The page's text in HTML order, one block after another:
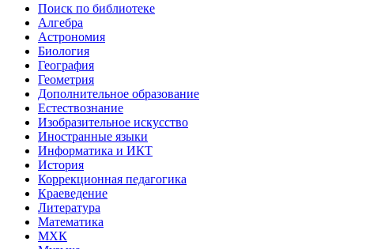
Поиск по библиотеке
Алгебра
Астрономия
Биология
География
Геометрия
Дополнительное образование
Естествознание
Изобразительное искусство
Иностранные языки
Информатика и ИКТ
История
Коррекционная педагогика
Краеведение
Литература
Математика
МХК